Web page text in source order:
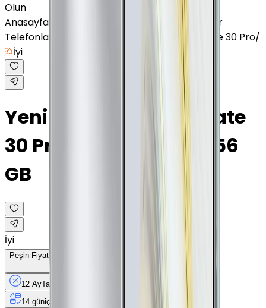
Olun
Anasayfa
Yenilenmiş Diğer
Telefonlar
Yenilenmiş Mate 30 Pro/
İyi
Yenilenmiş Huawei Mate
30 Pro Zümrüt Yeşili 256
GB
İyi
Peşin Fiyatına
12 AyTaksit
gününde
14 güniçinde iade